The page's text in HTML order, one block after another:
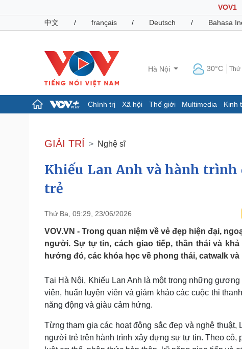
VOV1
中文
/ français / Deutsch / Bahasa
Hà Nội 30°C Thứ
Chính trị Xã hội Thế giới Multimedia Kinh
Đảng
Tổ chức nhân sự
Quốc hội
Nhận diện sự thật
Dấu ấn VOV
Pháp luật
Tin nóng
Tư vấn luật
Việt Nam
Phân tích
Sức khỏe
Dinh dưỡng - món ngon
Cây thuốc
Nhi khoa
Nam khoa
Đời sống
Nhà đẹp
Blog
Tình yêu - Gia đình
GIẢI TRÍ Nghệ sĩ
Khiếu Lan Anh và hành trình
trẻ
Thứ Ba, 09:29, 23/06/2026
VOV.VN - Trong quan niệm về vẻ đẹp hiện đại,
người. Sự tự tin, cách giao tiếp, thần thái và
hướng đó, các khóa học về phong thái, catwalk
Tại Hà Nội, Khiếu Lan Anh là một trong những
viên, huấn luyện viên và giám khảo các cuộc thi
năng động và giàu cảm hứng.
Từng tham gia các hoạt động sắc đẹp và nghệ
người trẻ trên hành trình xây dựng sự tự tin. Theo